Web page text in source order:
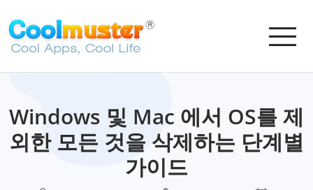
Windows 및 Mac 에서 OS를 제
외한 모든 것을 삭제하는 단계별
가이드